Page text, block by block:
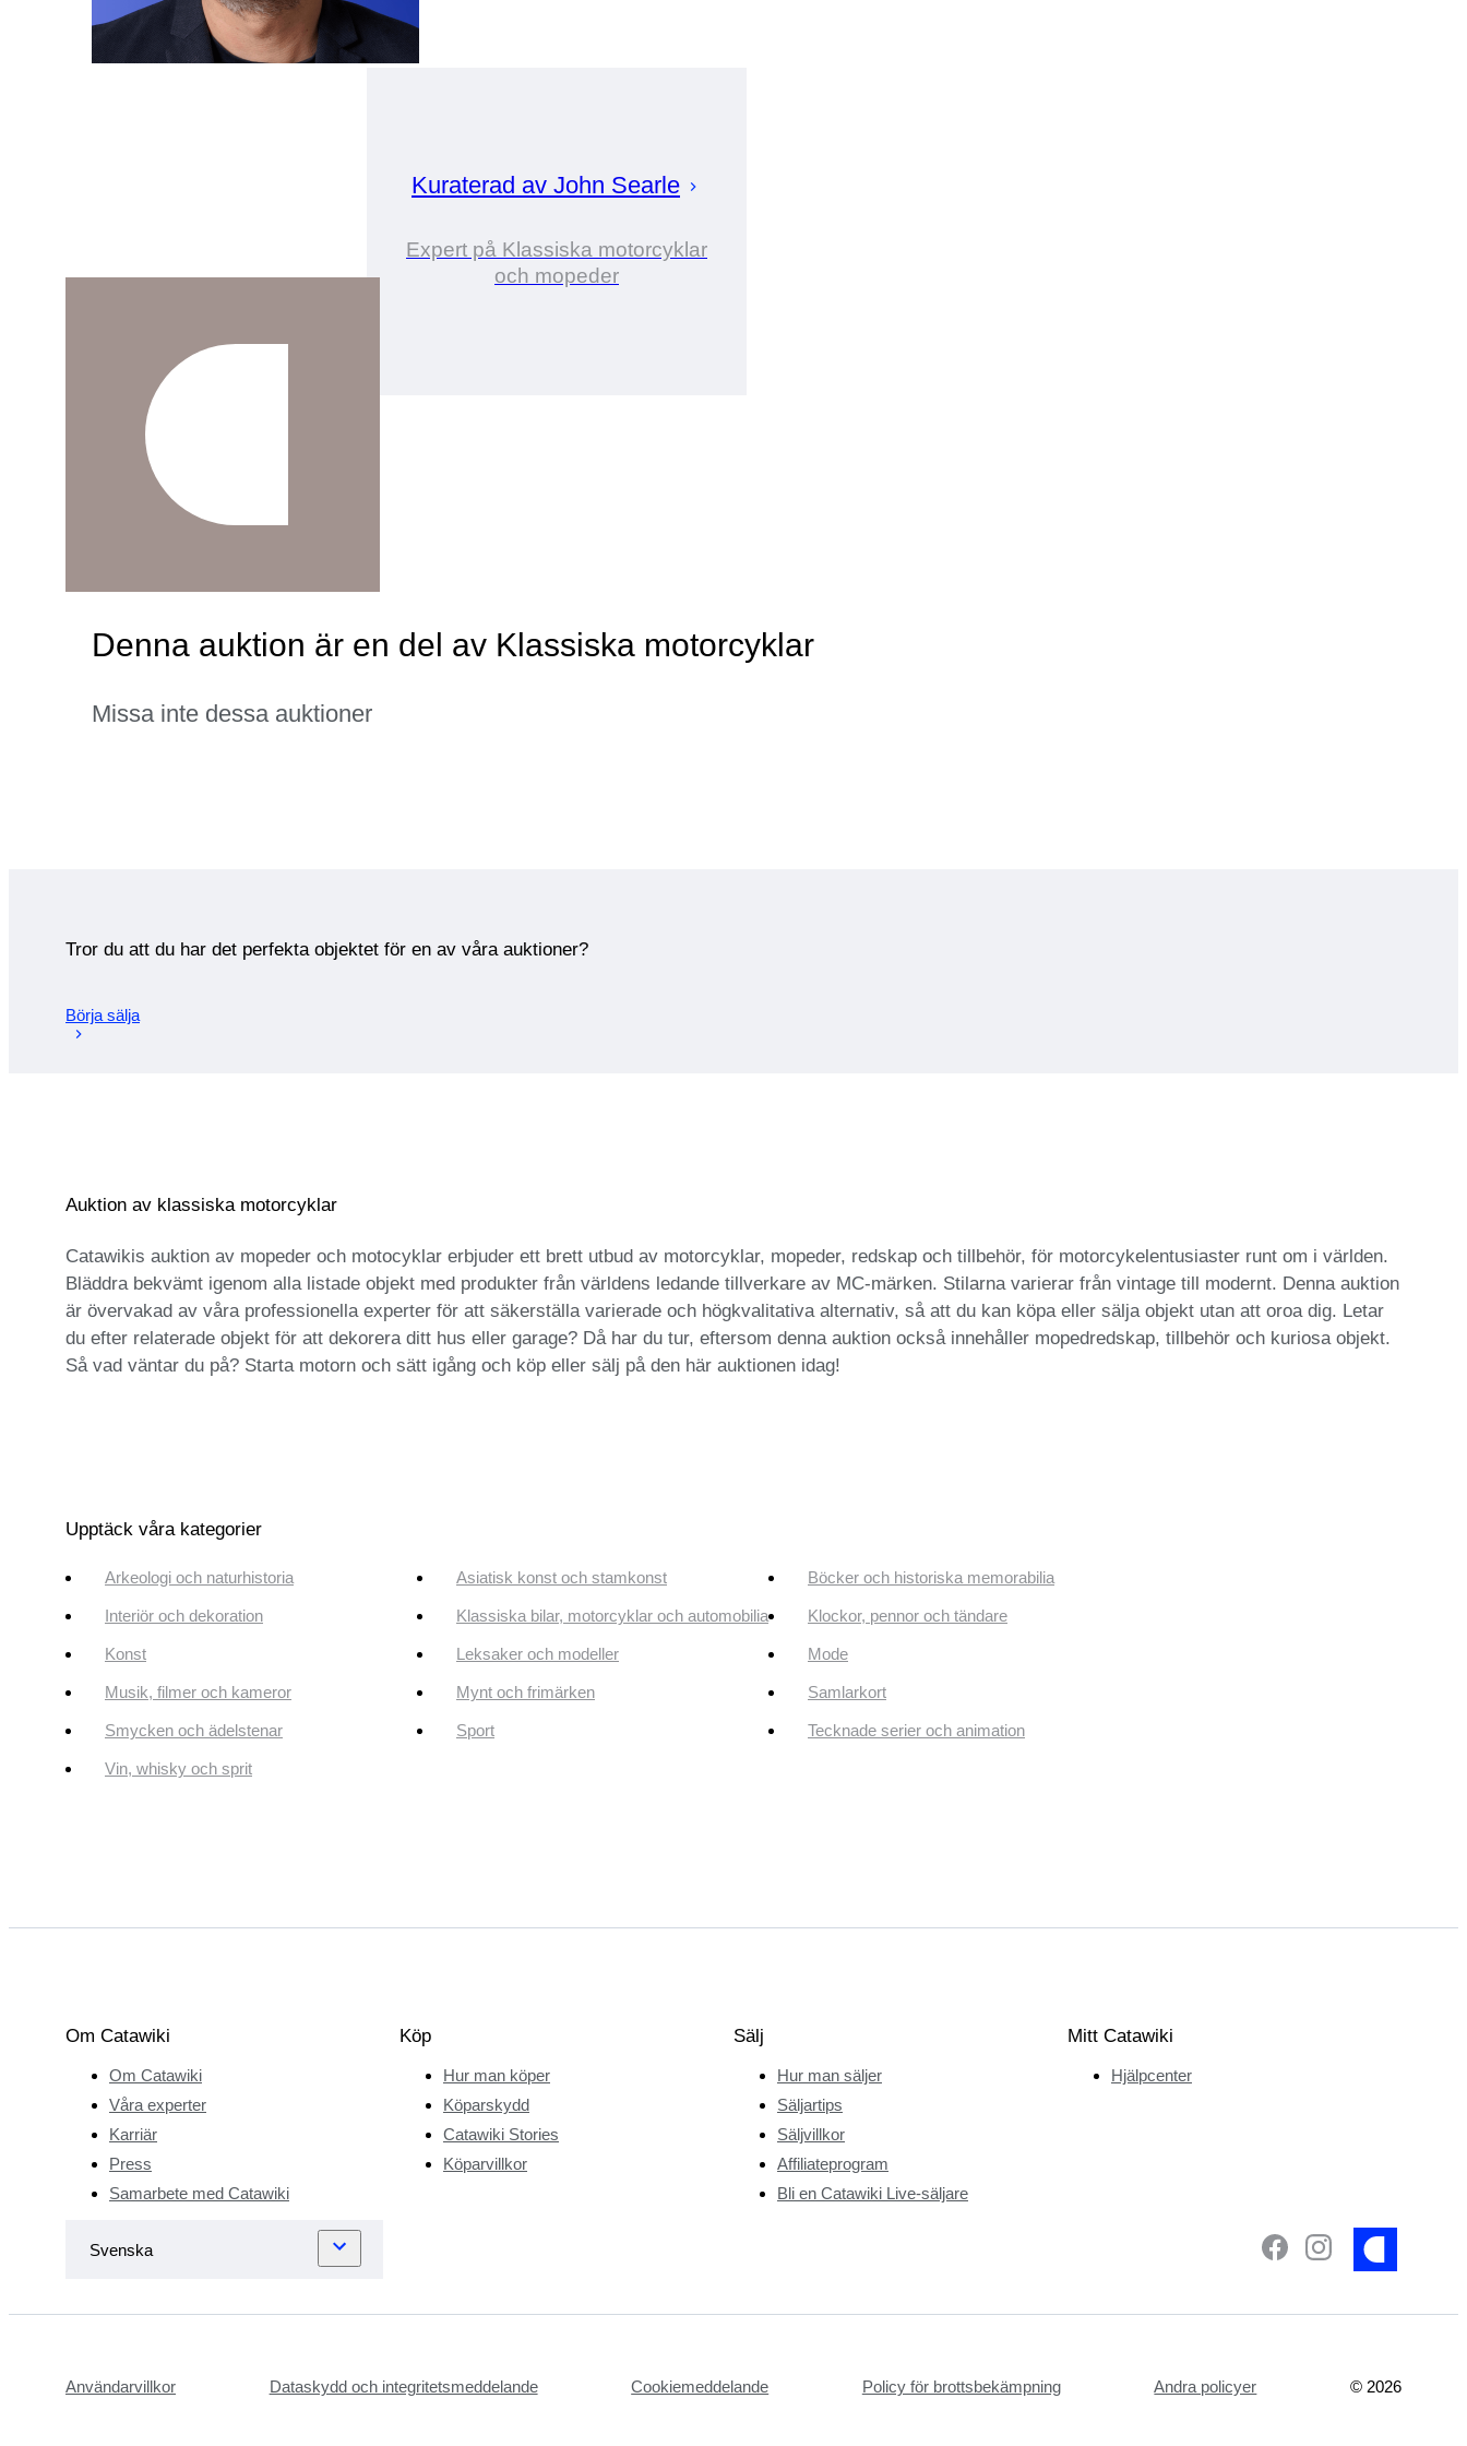
Kuraterad av John Searle
Expert på Klassiska motorcyklar
och mopeder
Denna auktion är en del av Klassiska motorcyklar
Missa inte dessa auktioner
Tror du att du har det perfekta objektet för en av våra auktioner?
Börja sälja
Auktion av klassiska motorcyklar
Catawikis auktion av mopeder och motocyklar erbjuder ett brett utbud av motorcyklar, mopeder, redskap och tillbehör, för motorcykelentusiaster runt om i världen.
Bläddra bekvämt igenom alla listade objekt med produkter från världens ledande tillverkare av MC-märken. Stilarna varierar från vintage till modernt. Denna auktion
är övervakad av våra professionella experter för att säkerställa varierade och högkvalitativa alternativ, så att du kan köpa eller sälja objekt utan att oroa dig. Letar
du efter relaterade objekt för att dekorera ditt hus eller garage? Då har du tur, eftersom denna auktion också innehåller mopedredskap, tillbehör och kuriosa objekt.
Så vad väntar du på? Starta motorn och sätt igång och köp eller sälj på den här auktionen idag!
Upptäck våra kategorier
Arkeologi och naturhistoria Asiatisk konst och stamkonst Böcker och historiska memorabilia
Interiör och dekoration Klassiska bilar, motorcyklar och automobilia Klockor, pennor och tändare
Konst Leksaker och modeller Mode
Musik, filmer och kameror Mynt och frimärken Samlarkort
Smycken och ädelstenar Sport Tecknade serier och animation
Vin, whisky och sprit
Om Catawiki
Om Catawiki
Våra experter
Karriär
Press
Samarbete med Catawiki
Köp
Hur man köper
Köparskydd
Catawiki Stories
Köparvillkor
Sälj
Hur man säljer
Säljartips
Säljvillkor
Affiliateprogram
Bli en Catawiki Live-säljare
Mitt Catawiki
Hjälpcenter
Användarvillkor Dataskydd och integritetsmeddelande Cookiemeddelande Policy för brottsbekämpning Andra policyer © 2026